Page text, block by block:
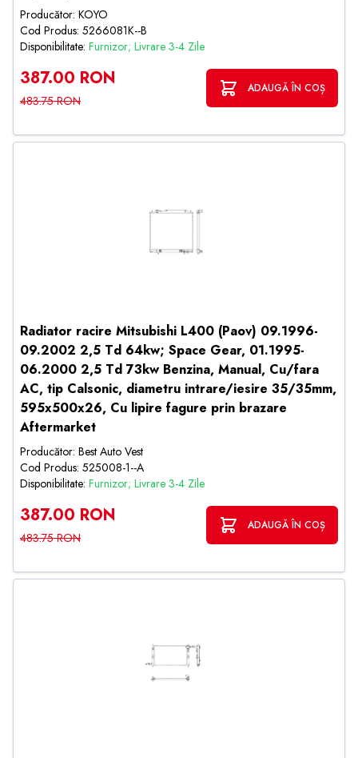
Producător: KOYO
Cod Produs: 5266081K--B
Disponibilitate: Furnizor; Livrare 3-4 Zile
387.00 RON
483.75 RON
ADAUGĂ ÎN COȘ
Radiator racire Mitsubishi L400 (Paov) 09.1996-
09.2002 2,5 Td 64kw; Space Gear, 01.1995-
06.2000 2,5 Td 73kw Benzina, Manual, Cu/fara
AC, tip Calsonic, diametru intrare/iesire 35/35mm,
595x500x26, Cu lipire fagure prin brazare
Aftermarket
Producător: Best Auto Vest
Cod Produs: 525008-1--A
Disponibilitate: Furnizor; Livrare 3-4 Zile
387.00 RON
483.75 RON
ADAUGĂ ÎN COȘ